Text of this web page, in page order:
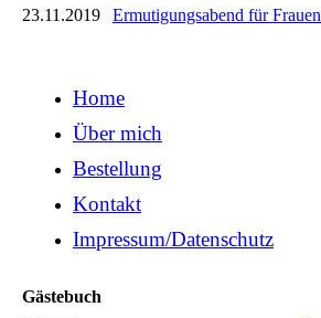
23.11.2019
Ermutigungsabend für Frauen
Home
Über mich
Bestellung
Kontakt
Impressum/Datenschutz
Gästebuch